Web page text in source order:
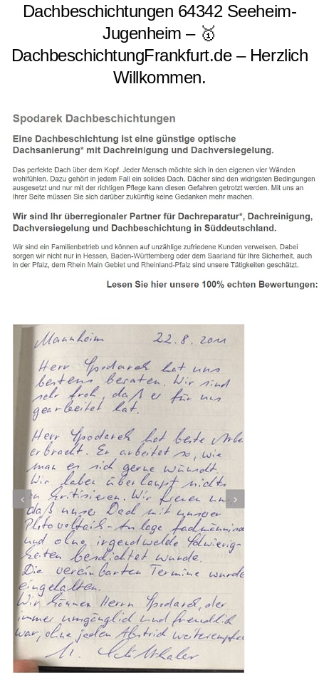
Dachbeschichtungen 64342 Seeheim-
Jugenheim – 🥇
DachbeschichtungFrankfurt.de – Herzlich
Willkommen.